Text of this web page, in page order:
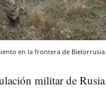
en la frontera de Bielorrusia
militar de